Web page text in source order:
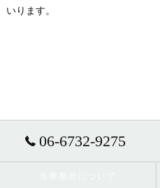
いります。
06-6732-9275